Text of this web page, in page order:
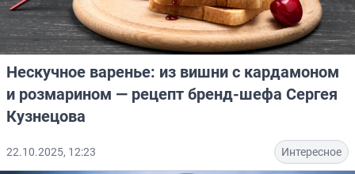
Нескучное варенье: из вишни с кардамоном
и розмарином — рецепт бренд-шефа Сергея
Кузнецова
22.10.2025, 12:23 Интересное